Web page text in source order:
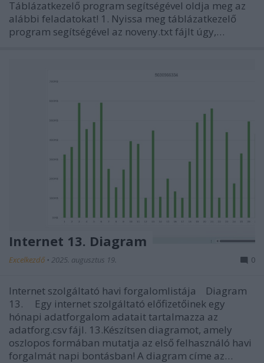
Táblázatkezelő program segítségével oldja meg az
alábbi feladatokat! 1. Nyissa meg táblázatkezelő
program segítségével az noveny.txt fájlt úgy,…
Internet 13. Diagram
Excelkezdő • 2025. augusztus 19. 0
Internet szolgáltató havi forgalomlistája Diagram
13. Egy internet szolgáltató előfizetőinek egy
hónapi adatforgalom adatait tartalmazza az
adatforg.csv fájl. 13.Készítsen diagramot, amely
oszlopos formában mutatja az első felhasználó havi
forgalmát napi bontásban! A diagram címe az…